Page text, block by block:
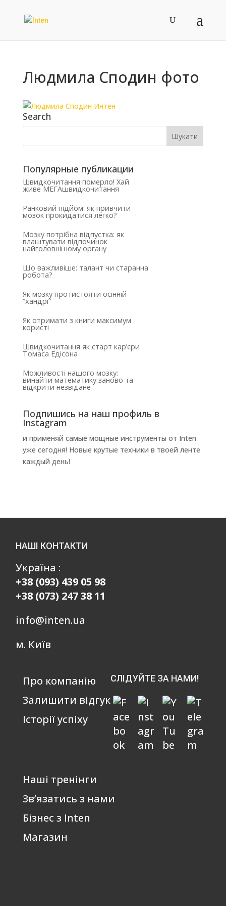
Людмила Сподин фото
Search
Популярные публикации
Швидкочитання померло! Хай
живе МЕГАшвидкочитання
Ранковий підйом: як привчити
мозок прокидатися легко?
Мозку потрібна відпустка: як
влаштувати відпочинок
найголовнішому органу
Що важливіше: талант чи старанна
робота?
Як мозку протистояти осінній
“хандрі”
Як отримати з книги максимум
користі
Швидкочитання як старт кар’єри
Томаса Едісона
Можливості нашого мозку:
винайти математику заново та
відкрити незвідане
Подпишись на наш профиль в
Instagram
и применяй самые мощные инструменты от Inten
уже сегодня! Новые крутые техники в твоей ленте
каждый день!
НАШІ КОНТАКТИ
Україна :
+38 (093) 439 05 98
+38 (073) 247 38 11
info@inten.ua
м. Київ
Про компанію
Залишити відгук
Історії успіху
СЛІДУЙТЕ ЗА НАМИ!
Наші тренінги
Зв’язатись з нами
Бізнес з Inten
Магазин